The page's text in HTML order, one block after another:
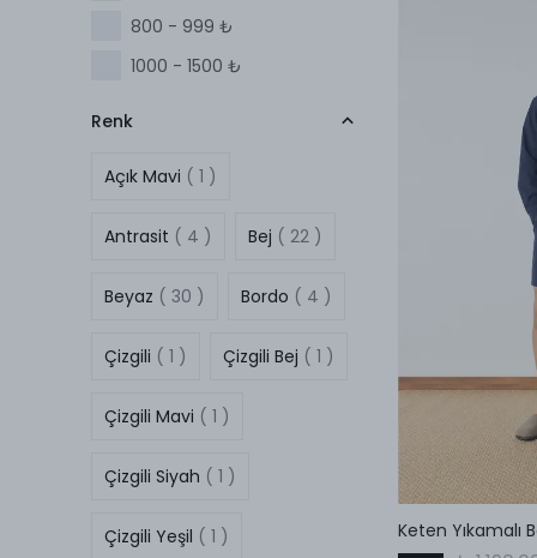
56
( 154 )
S ( 165 )
( 151 )
800 - 999 ₺
1000 - 1500 ₺
Renk
Açık Mavi ( 1 )
Antrasit ( 4 ) Bej ( 22 )
Beyaz ( 30 ) Bordo ( 4 )
Çizgili ( 1 ) Çizgili Bej ( 1 )
Çizgili Mavi ( 1 )
Çizgili Siyah ( 1 )
Çizgili Yeşil ( 1 ) Keten Yıkamalı